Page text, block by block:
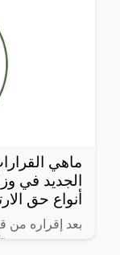
ماهي
الجديد في
أنواع حق
بعد إقراره من
نشرت صحيفة